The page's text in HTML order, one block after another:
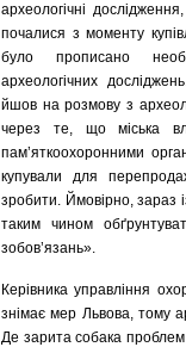
археологічні
почалися з моменту
було прописано
археологічних
йшов на розмову з
через те, що міська
пам’яткоохоронними
купували для
зробити. Ймовірно, зараз
таким чином
зобов’язань».
Керівника управління
знімає мер Львова, тому
Де зарита собака проблем